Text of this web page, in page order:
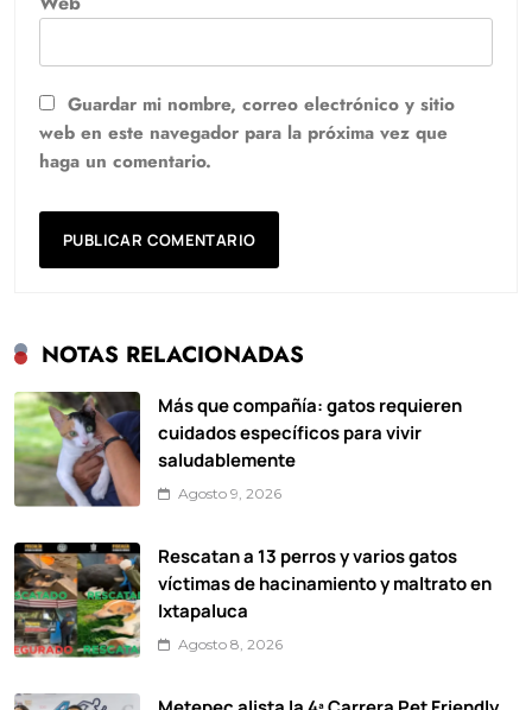
Guardar mi nombre, correo electrónico y sitio
web en este navegador para la próxima vez que
haga un comentario.
NOTAS RELACIONADAS
Más que compañía: gatos requieren
cuidados específicos para vivir
saludablemente
Agosto 9, 2026
Rescatan a 13 perros y varios gatos
víctimas de hacinamiento y maltrato en
Ixtapaluca
Agosto 8, 2026